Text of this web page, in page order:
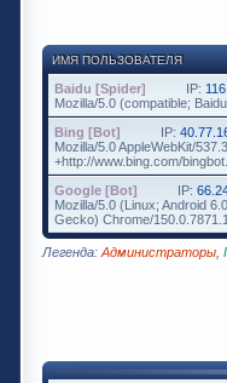
ИМЯ ПОЛЬЗОВАТЕЛЯ
Baidu [Spider] IP:
Mozilla/5.0 (compatible;
Bing [Bot]
IP:
Mozilla/5.0 AppleWebKit/
+http://www.bing.com/
Google [Bot]
IP:
Mozilla/5.0 (Linux; Android
Gecko) Chrome/
Легенда: Администраторы